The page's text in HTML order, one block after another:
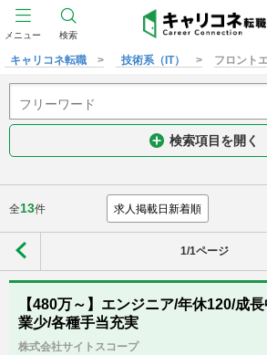
メニュー 検索
キャリコネ転職 技術系（IT） フロント
検索項目を開く
全13件
1/1ページ
【480万～】エンジニア/年休120/成
業少/各種手当充実
株式会社サイトスコープ